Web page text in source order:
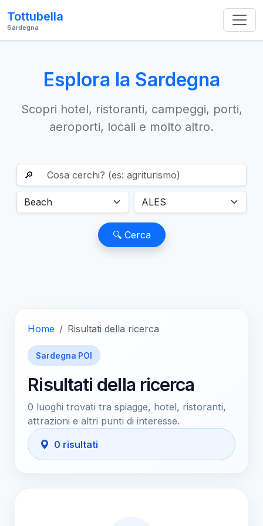
Tottubella
Sardegna
Esplora la Sardegna
Scopri hotel, ristoranti, campeggi, porti,
aeroporti, locali e molto altro.
🔎
🔍 Cerca
Home Risultati della ricerca
Sardegna POI
Risultati della ricerca
0 luoghi trovati tra spiagge, hotel, ristoranti,
attrazioni e altri punti di interesse.
0 risultati